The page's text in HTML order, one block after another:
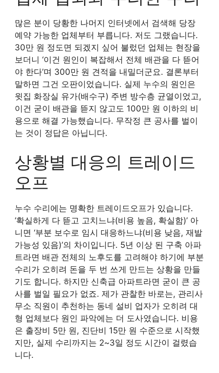
많은 분이 당황한 나머지 인터넷에서 검색해 당장
예약 가능한 업체부터 부릅니다. 저도 그랬습니다.
30만 원 정도면 되겠지 싶어 불렀던 업체는 현장을
보더니 ‘이건 원인이 복잡해서 전체 배관을 다 뜯어
야 한다’며 300만 원 견적을 내밀더군요. 결론부터
말하면 그건 오판이었습니다. 실제 누수의 원인은
윗집 화장실 유가(배수구) 주변 방수층 균열이었고,
이건 굳이 배관을 뜯지 않고도 100만 원 이하의 비
용으로 해결 가능했습니다. 무작정 큰 공사를 벌이
는 것이 정답은 아닙니다.
상황별 대응의 트레이드
오프
누수 수리에는 명확한 트레이드오프가 있습니다.
‘확실하게 다 뜯고 고치느냐(비용 높음, 확실함)’ 아
니면 ‘부분 보수로 임시 대응하느냐(비용 낮음, 재발
가능성 있음)’의 차이입니다. 5년 이상 된 구축 아파
트라면 배관 전체의 노후도를 고려해야 하기에 부분
수리가 오히려 돈을 두 번 쓰게 만드는 상황을 만들
기도 합니다. 하지만 신축급 아파트라면 굳이 큰 공
사를 벌일 필요가 없죠. 제가 관찰한 바로는, 관리사
무소 직원이 추천하는 동네 설비 업자가 오히려 대
형 업체보다 원인 파악에는 더 도사였습니다. 비용
은 출장비 5만 원, 진단비 15만 원 수준으로 시작했
지만, 실제 수리까지는 2~3일 정도 시간이 걸렸습
니다.